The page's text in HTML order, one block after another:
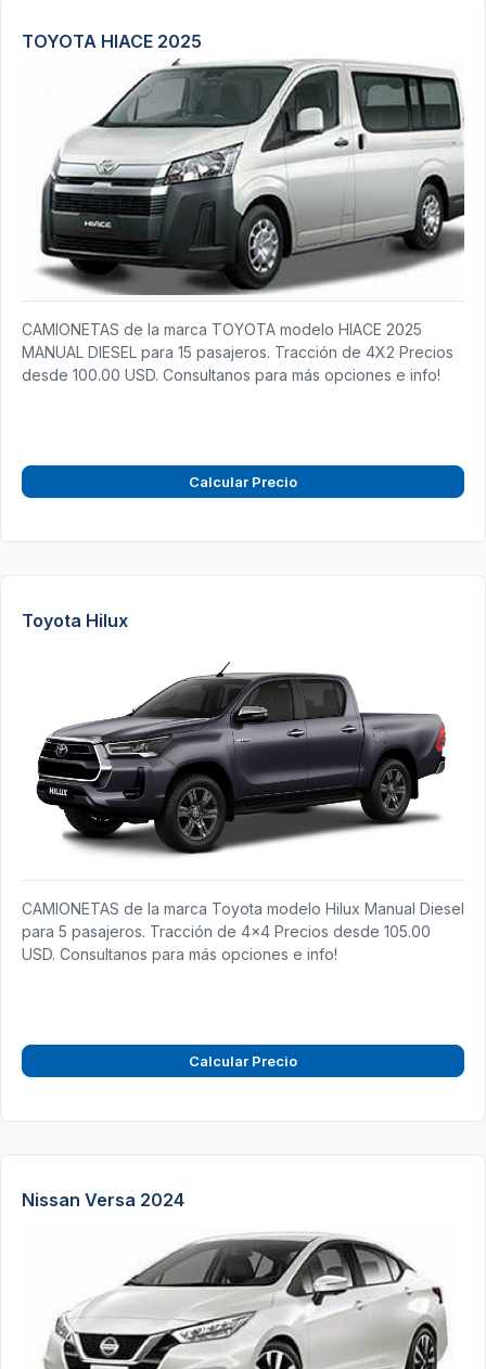
TOYOTA HIACE 2025
CAMIONETAS de la marca TOYOTA modelo HIACE 2025
MANUAL DIESEL para 15 pasajeros. Tracción de 4X2 Precios
desde 100.00 USD. Consultanos para más opciones e info!
Calcular Precio
Toyota Hilux
CAMIONETAS de la marca Toyota modelo Hilux Manual Diesel
para 5 pasajeros. Tracción de 4x4 Precios desde 105.00
USD. Consultanos para más opciones e info!
Calcular Precio
Nissan Versa 2024